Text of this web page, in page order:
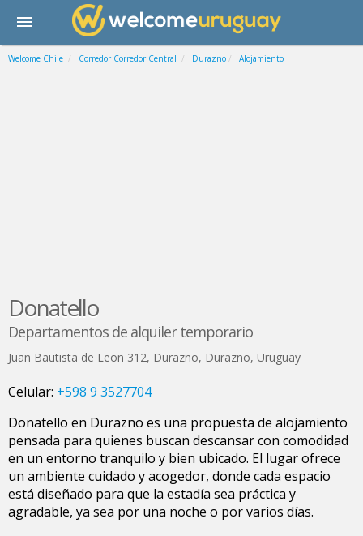
Welcome Chile Corredor Corredor Central Durazno Alojamiento
Donatello
Departamentos de alquiler temporario
Juan Bautista de Leon 312, Durazno, Durazno, Uruguay
Celular: +598 9 3527704
Donatello en Durazno es una propuesta de alojamiento
pensada para quienes buscan descansar con comodidad
en un entorno tranquilo y bien ubicado. El lugar ofrece
un ambiente cuidado y acogedor, donde cada espacio
está diseñado para que la estadía sea práctica y
agradable, ya sea por una noche o por varios días.